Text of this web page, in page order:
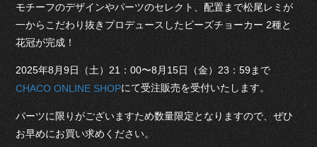
モチーフのデザインやパーツのセレクト、配置まで松尾レミが
一からこだわり抜きプロデュースしたビーズチョーカー 2種と
花冠が完成！
2025年8月9日（土）21：00〜8月15日（金）23：59まで
CHACO ONLINE SHOPにて受注販売を受付いたします。
パーツに限りがございますため数量限定となりますので、ぜひ
お早めにお買い求めください。